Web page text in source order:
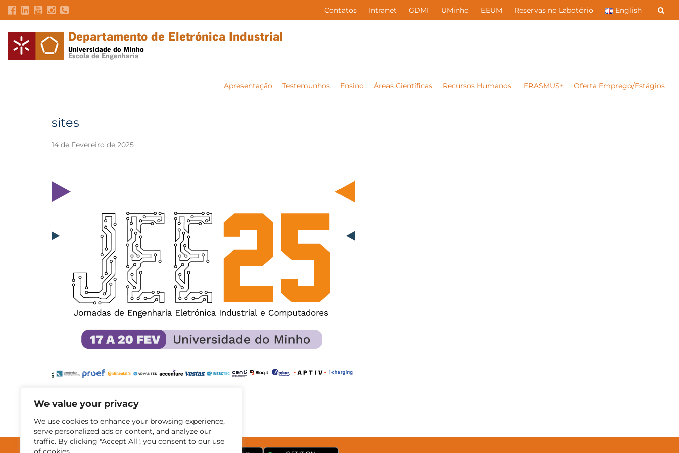
We value your privacy
We use cookies to enhance your browsing experience,
serve personalized ads or content, and analyze our
traffic. By clicking "Accept All", you consent to our use
Contatos Intranet GDMI UMinho EEUM Reservas no Labotório English
Apresentação Testemunhos Ensino Áreas Científicas Recursos Humanos ERASMUS+ Oferta Emprego/Estágios
sites
14 de Fevereiro de 2025
Outras Notícias